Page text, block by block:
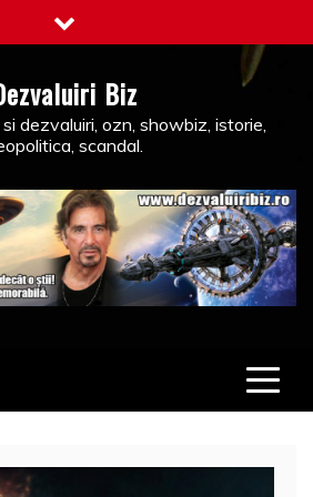
Biz
dezvaluiri, ozn, showbiz, istorie,
scandal.